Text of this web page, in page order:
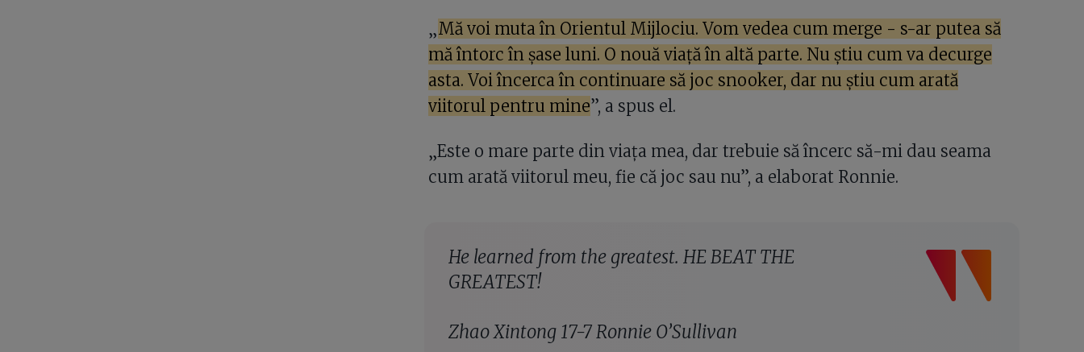
„ Mă voi muta în Orientul Mijlociu. Vom vedea cum merge - s-ar putea să
mă întorc în șase luni. O nouă viață în altă parte. Nu știu cum va decurge
asta. Voi încerca în continuare să joc snooker, dar nu știu cum arată
viitorul pentru mine”, a spus el.
„Este o mare parte din viața mea, dar trebuie să încerc să-mi dau seama
cum arată viitorul meu, fie că joc sau nu”, a elaborat Ronnie.
He learned from the greatest. HE BEAT THE
GREATEST!
Zhao Xintong 17-7 Ronnie O’Sullivan